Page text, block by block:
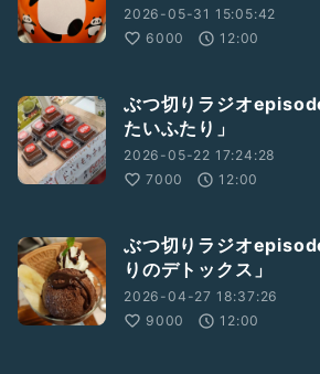
2026-05-31 15:05:42
6000
12:00
ぶつ切りラジオ
たいふたり」
2026-05-22 17:24:28
7000
12:00
ぶつ切りラジオ
りのデトックス」
2026-04-27 18:37:26
9000
12:00